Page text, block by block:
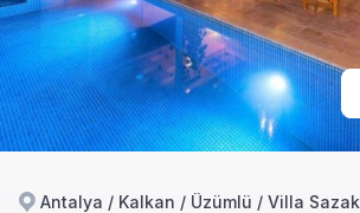
Antalya / Kalkan / Üzümlü / Villa Sazak